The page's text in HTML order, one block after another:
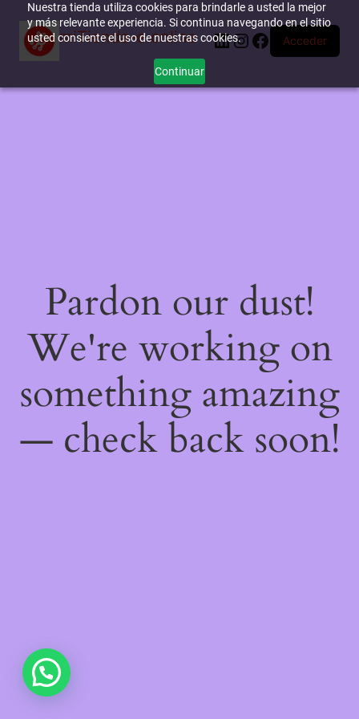
Nuestra tienda utiliza cookies para brindarle a usted la mejor
y más relevante experiencia. Si continua navegando en el sitio
usted consiente el uso de nuestras cookies.
Continuar
miTienda-e.online LinkedIn
Instagram
Facebook
Acceder
Pardon our dust!
We're working on
something amazing
— check back soon!